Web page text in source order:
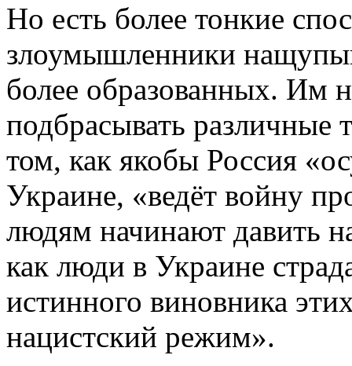
Но есть более тонкие
злоумышленники
более образованных. Им
подбрасывать различные
том, как якобы Россия
Украине, «ведёт войну
людям начинают давить
как люди в Украине
истинного виновника
нацистский режим».